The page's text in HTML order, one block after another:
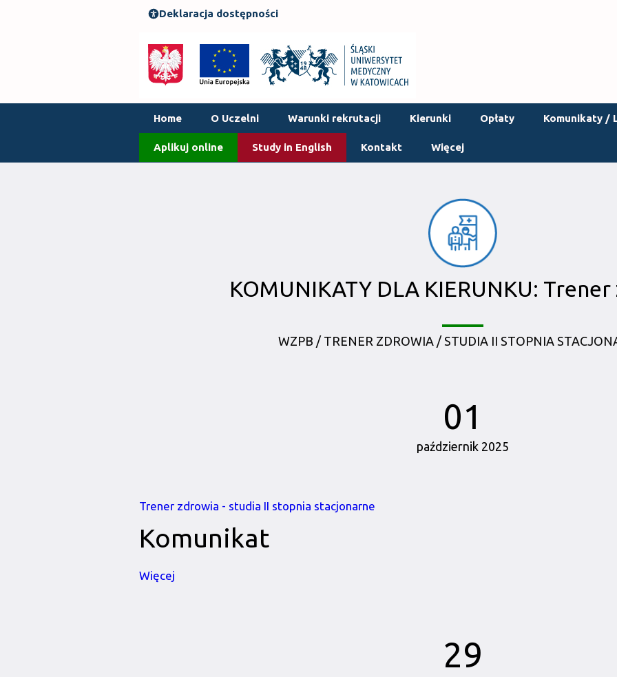
Deklaracja dostępności
Home O Uczelni Warunki rekrutacji Kierunki Opłaty Komunikaty /
Aplikuj online Study in English Kontakt Więcej
KOMUNIKATY DLA KIERUNKU:
WZPB / TRENER ZDROWIA / STUDIA II STOPNIA
01
październik 2025
Trener zdrowia - studia II stopnia stacjonarne
Komunikat
Więcej
29